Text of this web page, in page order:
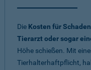
Die Kosten für
Tierarzt oder sogar
Höhe schießen. Mit
Tierhalterhaftpflicht,